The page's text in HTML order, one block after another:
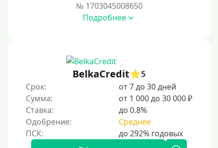
С 21 года
С 22 лет
С 23 лет
С 25 лет
№ 1703045008650
Подробнее
BelkaCredit
5
Срок:
от 7 до 30 дней
Сумма:
от 1 000 до 30 000 ₽
Ставка:
до 0.8%
Одобрение:
Среднее